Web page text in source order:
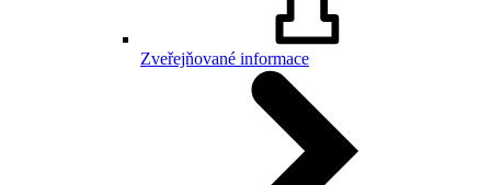
Zveřejňované informace